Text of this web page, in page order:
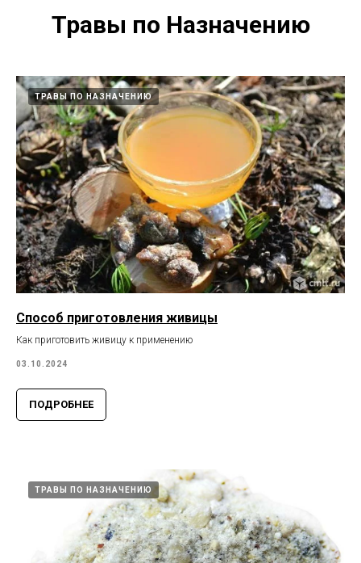
Травы по Назначению
ТРАВЫ ПО НАЗНАЧЕНИЮ
Способ приготовления живицы
Как приготовить живицу к применению
03.10.2024
ПОДРОБНЕЕ
ТРАВЫ ПО НАЗНАЧЕНИЮ